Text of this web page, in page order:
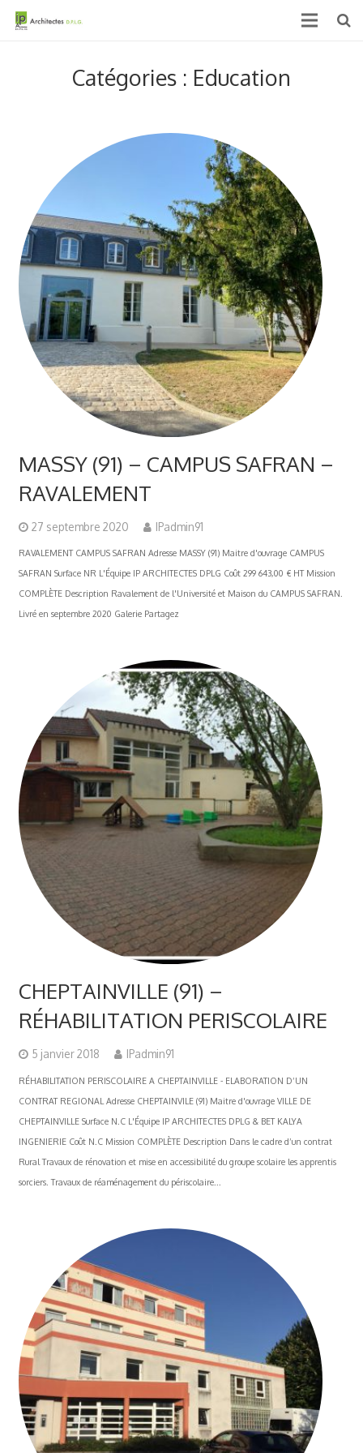
Actualités & médias
Contact
Catégories : Education
MASSY (91) – CAMPUS SAFRAN –
RAVALEMENT
27 septembre 2020 IPadmin91
RAVALEMENT CAMPUS SAFRAN Adresse MASSY (91) Maitre d'ouvrage CAMPUS
SAFRAN Surface NR L'Équipe IP ARCHITECTES DPLG Coût 299 643,00 € HT Mission
COMPLÈTE Description Ravalement de l'Université et Maison du CAMPUS SAFRAN.
Livré en septembre 2020 Galerie Partagez
CHEPTAINVILLE (91) –
RÉHABILITATION PERISCOLAIRE
5 janvier 2018 IPadmin91
RÉHABILITATION PERISCOLAIRE A CHEPTAINVILLE - ELABORATION D’UN
CONTRAT REGIONAL Adresse CHEPTAINVILE (91) Maitre d'ouvrage VILLE DE
CHEPTAINVILLE Surface N.C L'Équipe IP ARCHITECTES DPLG & BET KALYA
INGENIERIE Coût N.C Mission COMPLÈTE Description Dans le cadre d’un contrat
Rural Travaux de rénovation et mise en accessibilité du groupe scolaire les apprentis
sorciers. Travaux de réaménagement du périscolaire...